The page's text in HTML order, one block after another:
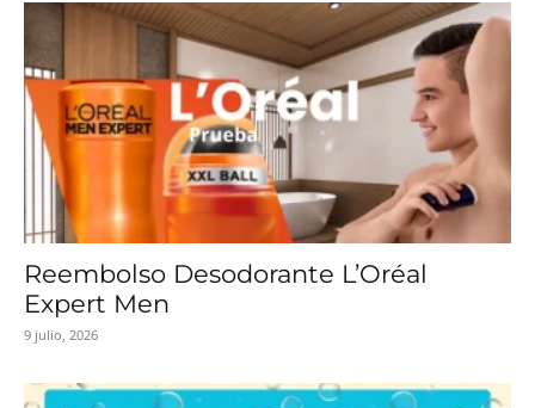
Reembolso Desodorante L’Oréal
Expert Men
9 julio, 2026